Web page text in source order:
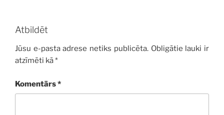
Atbildēt
Jūsu e-pasta adrese netiks publicēta. Obligātie lauki ir
atzīmēti kā*
Komentārs*